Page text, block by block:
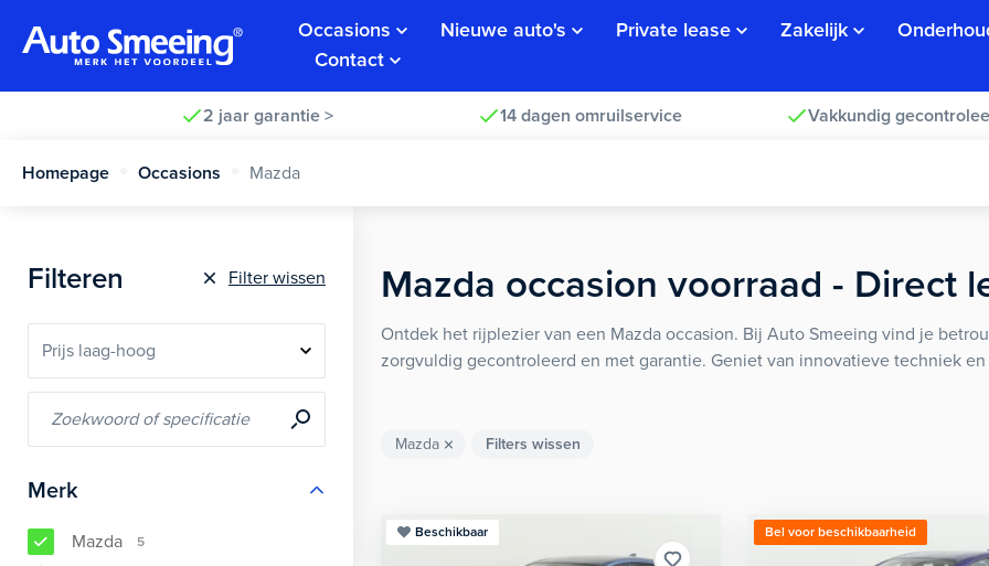
Occasions Nieuwe auto's Private lease Zakelijk
Contact
2 jaar garantie > 14 dagen omruilservice Vakkundig
Homepage Occasions Mazda
Filteren Filter wissen
Merk
Mazda 5
Mazda occasion voorraad - Direct
Ontdek het rijplezier van een Mazda occasion. Bij Auto Smeeing vind je
zorgvuldig gecontroleerd en met garantie. Geniet van innovatieve techniek
Mazda Filters wissen
Beschikbaar Bel voor beschikbaarheid